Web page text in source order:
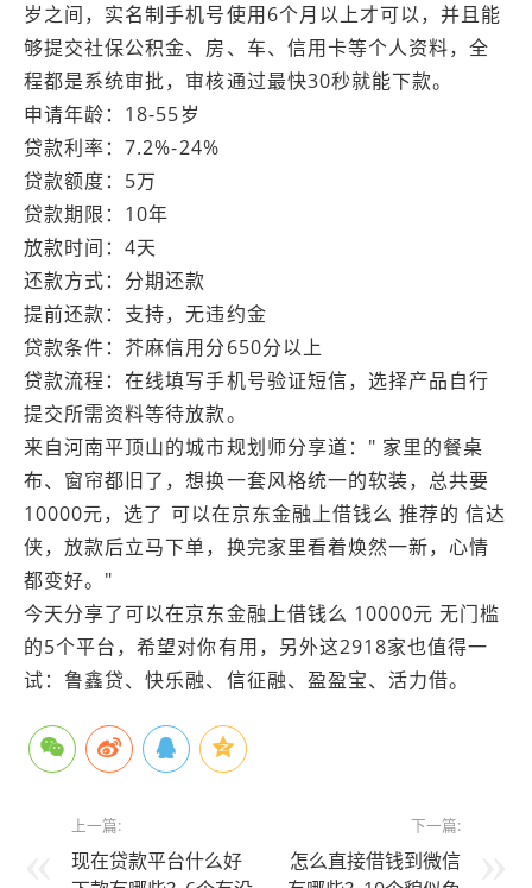
岁之间，实名制手机号使用6个月以上才可以，并且能
够提交社保公积金、房、车、信用卡等个人资料，全
程都是系统审批，审核通过最快30秒就能下款。
申请年龄：18-55岁
贷款利率：7.2%-24%
贷款额度：5万
贷款期限：10年
放款时间：4天
还款方式：分期还款
提前还款：支持，无违约金
贷款条件：芥麻信用分650分以上
贷款流程：在线填写手机号验证短信，选择产品自行
提交所需资料等待放款。
来自河南平顶山的城市规划师分享道：" 家里的餐桌
布、窗帘都旧了，想换一套风格统一的软装，总共要
10000元，选了 可以在京东金融上借钱么 推荐的 信达
侠，放款后立马下单，换完家里看着焕然一新，心情
都变好。"
今天分享了可以在京东金融上借钱么 10000元 无门槛
的5个平台，希望对你有用，另外这2918家也值得一
试：鲁鑫贷、快乐融、信征融、盈盈宝、活力借。
上一篇:
现在贷款平台什么好
下一篇:
怎么直接借钱到微信